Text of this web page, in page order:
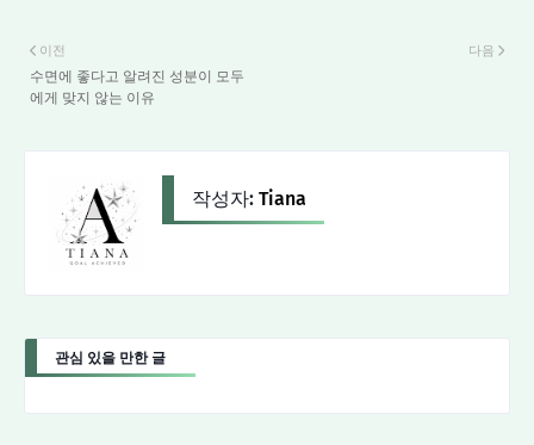
다음
이전
수면에 좋다고 알려진 성분이 모두
에게 맞지 않는 이유
작성자: Tiana
관심 있을 만한 글